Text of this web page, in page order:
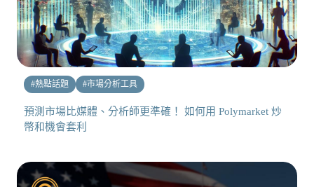
#熱點話題 #市場分析工具
預測市場比媒體、分析師更準確！ 如何用 Polymarket 炒
幣和機會套利